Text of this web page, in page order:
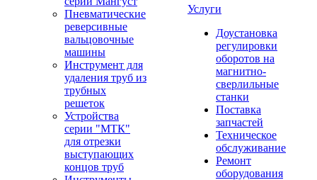
Пневматические
реверсивные
вальцовочные
машины
Инструмент для
удаления труб из
трубных
решеток
Устройства
серии "МТК"
для отрезки
выступающих
концов труб
Услуги
Доустановка
регулировки
оборотов на
магнитно-
сверлильные
станки
Поставка
запчастей
Техническое
обслуживание
Ремонт
оборудования